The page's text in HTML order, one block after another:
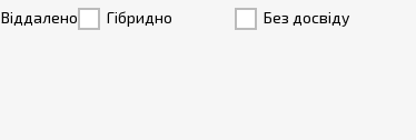
Віддалено Гiбридно Без досвіду